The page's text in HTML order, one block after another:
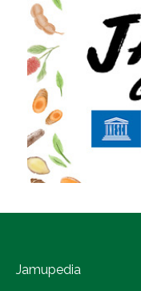
Jamupedia